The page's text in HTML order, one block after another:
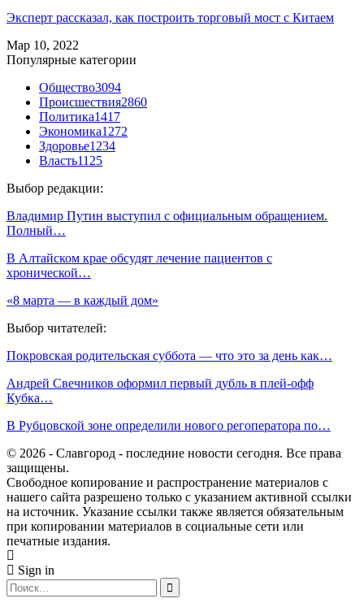
Эксперт рассказал, как построить торговый мост с Китаем
Мар 10, 2022
Популярные категории
Общество3094
Происшествия2860
Политика1417
Экономика1272
Здоровье1234
Власть1125
Выбор редакции:
Владимир Путин выступил с официальным обращением.
Полный…
В Алтайском крае обсудят лечение пациентов с
хронической…
«8 марта — в каждый дом»
Выбор читателей:
Покровская родительская суббота — что это за день как…
Андрей Свечников оформил первый дубль в плей-офф
Кубка…
В Рубцовской зоне определили нового регоператора по…
© 2026 - Славгород - последние новости сегодня. Все права
защищены.
Свободное копирование и распространение материалов с
нашего сайта разрешено только с указанием активной ссылки
на источник. Указание ссылки также является обязательным
при копировании материалов в социальные сети или
печатные издания.
Sign in